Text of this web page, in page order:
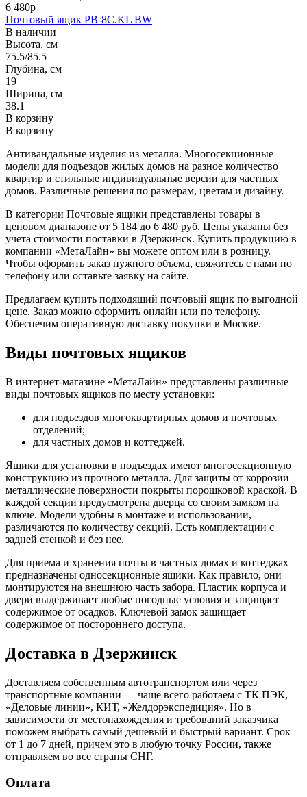
6 480р
Почтовый ящик PB-8C.KL BW
В наличии
Высота, см
75.5/85.5
Глубина, см
19
Ширина, см
38.1
В корзину
В корзину
Антивандальные изделия из металла. Многосекционные
модели для подъездов жилых домов на разное количество
квартир и стильные индивидуальные версии для частных
домов. Различные решения по размерам, цветам и дизайну.
В категории Почтовые ящики представлены товары в
ценовом диапазоне от 5 184 до 6 480 руб. Цены указаны без
учета стоимости поставки в Дзержинск. Купить продукцию в
компании «МетаЛайн» вы можете оптом или в розницу.
Чтобы оформить заказ нужного объема, свяжитесь с нами по
телефону или оставьте заявку на сайте.
Предлагаем купить подходящий почтовый ящик по выгодной
цене. Заказ можно оформить онлайн или по телефону.
Обеспечим оперативную доставку покупки в Москве.
Виды почтовых ящиков
В интернет-магазине «МетаЛайн» представлены различные
виды почтовых ящиков по месту установки:
для подъездов многоквартирных домов и почтовых
отделений;
для частных домов и коттеджей.
Ящики для установки в подъездах имеют многосекционную
конструкцию из прочного металла. Для защиты от коррозии
металлические поверхности покрыты порошковой краской. В
каждой секции предусмотрена дверца со своим замком на
ключе. Модели удобны в монтаже и использовании,
различаются по количеству секций. Есть комплектации с
задней стенкой и без нее.
Для приема и хранения почты в частных домах и коттеджах
предназначены односекционные ящики. Как правило, они
монтируются на внешнюю часть забора. Пластик корпуса и
двери выдерживает любые погодные условия и защищает
содержимое от осадков. Ключевой замок защищает
содержимое от постороннего доступа.
Доставка в Дзержинск
Доставляем собственным автотранспортом или через
транспортные компании — чаще всего работаем с ТК ПЭК,
«Деловые линии», КИТ, «Желдорэкспедиция». Но в
зависимости от местонахождения и требований заказчика
поможем выбрать самый дешевый и быстрый вариант. Срок
от 1 до 7 дней, причем это в любую точку России, также
отправляем во все страны СНГ.
Оплата